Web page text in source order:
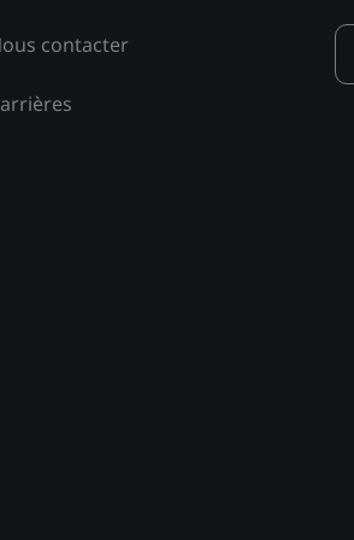
contacter